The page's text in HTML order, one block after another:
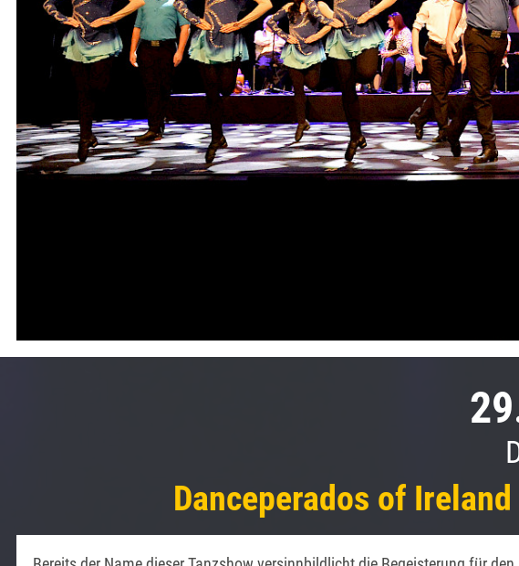
Danceperados of